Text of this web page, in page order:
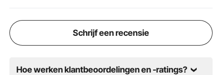
Schrijf een recensie
Hoe werken klantbeoordelingen en -ratings?